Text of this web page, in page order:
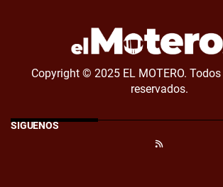
Copyright © 2025 EL MOTERO.
reservados.
SÍGUENOS